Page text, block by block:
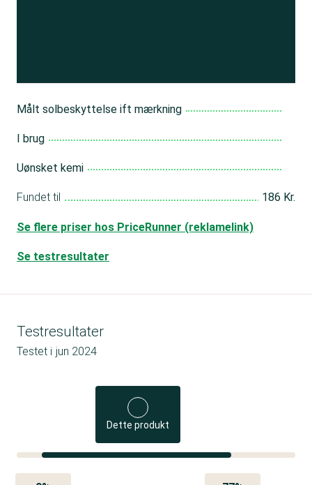
Målt solbeskyttelse ift mærkning
I brug
Uønsket kemi
Fundet til 186 Kr.
Se flere priser hos PriceRunner (reklamelink)
Se testresultater
Testresultater
Testet i jun 2024
Dette produkt